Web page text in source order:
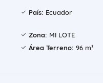
País: Ecuador
Zona: MI LOTE
Área Terreno: 96 m²